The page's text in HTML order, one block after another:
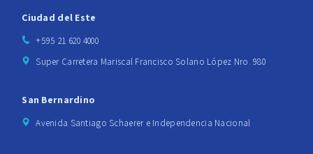
Ciudad del Este
+595 21 620 4000
Super Carretera Mariscal Francisco Solano López Nro. 980
San Bernardino
Avenida Santiago Schaerer e Independencia Nacional